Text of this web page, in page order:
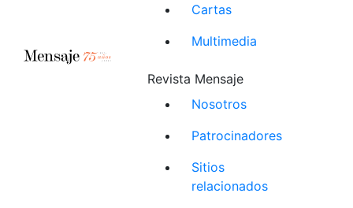
Cartas
Multimedia
Revista Mensaje
Nosotros
Patrocinadores
Sitios
relacionados